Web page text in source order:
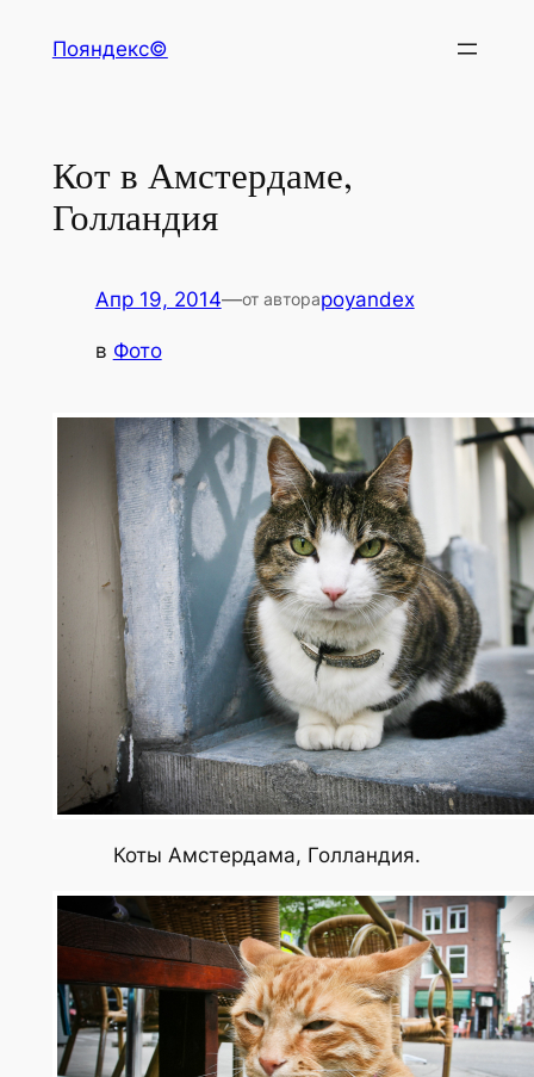
Пояндекс©
Кот в Амстердаме,
Голландия
Апр 19, 2014—от автораpoyandex
в Фото
Коты Амстердама, Голландия.